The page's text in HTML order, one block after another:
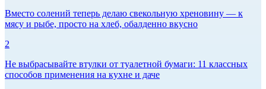
Вместо солений теперь делаю свекольную хреновину — к
мясу и рыбе, просто на хлеб, обалденно вкусно
2
Не выбрасывайте втулки от туалетной бумаги: 11 классных
способов применения на кухне и даче